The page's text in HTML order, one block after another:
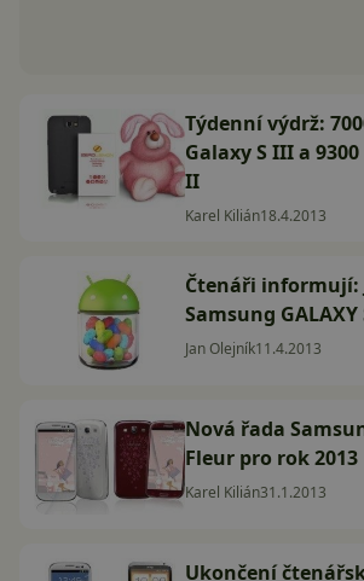
Týdenní výdrž:
Galaxy S III a
II
Karel Kilián18.4.2013
Čtenáři informují:
Samsung
Jan Olejník11.4.2013
Nová řada
Fleur pro rok 2013
Karel Kilián31.1.2013
Ukončení